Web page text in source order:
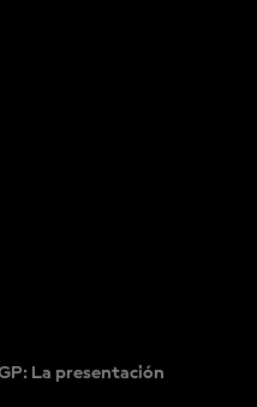
La presentación